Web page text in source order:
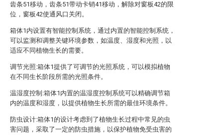
齿条51移动，齿条51带动卡销41移动，解除对窗板42的限
位，窗板42使通风口关闭。
箱体1内设置有智能控制系统，通过内置的智能控制系统，
可以监测和调整关键环境参数，如温度、湿度和光照，以
适应不同植物生长的需要。
调节光照:箱体1提供了可调节的光照系统，可以模拟植物
在不同生长阶段所需的光照条件。
温湿度控制:箱体1内置的温湿度控制系统可以精确调节箱
内的温度和湿度，以提供植物生长所需的最佳环境条件。
防虫设计:箱体1的设计考虑到了植物生长过程中常见的虫
害问题，采取了一定的防虫措施，以保护植物免受虫害的